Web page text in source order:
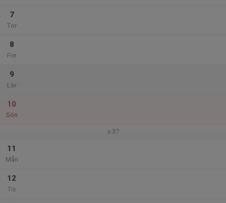
7
Tor
8
Fre
9
Lör
10
Sön
v.37
11
Mån
12
Tis